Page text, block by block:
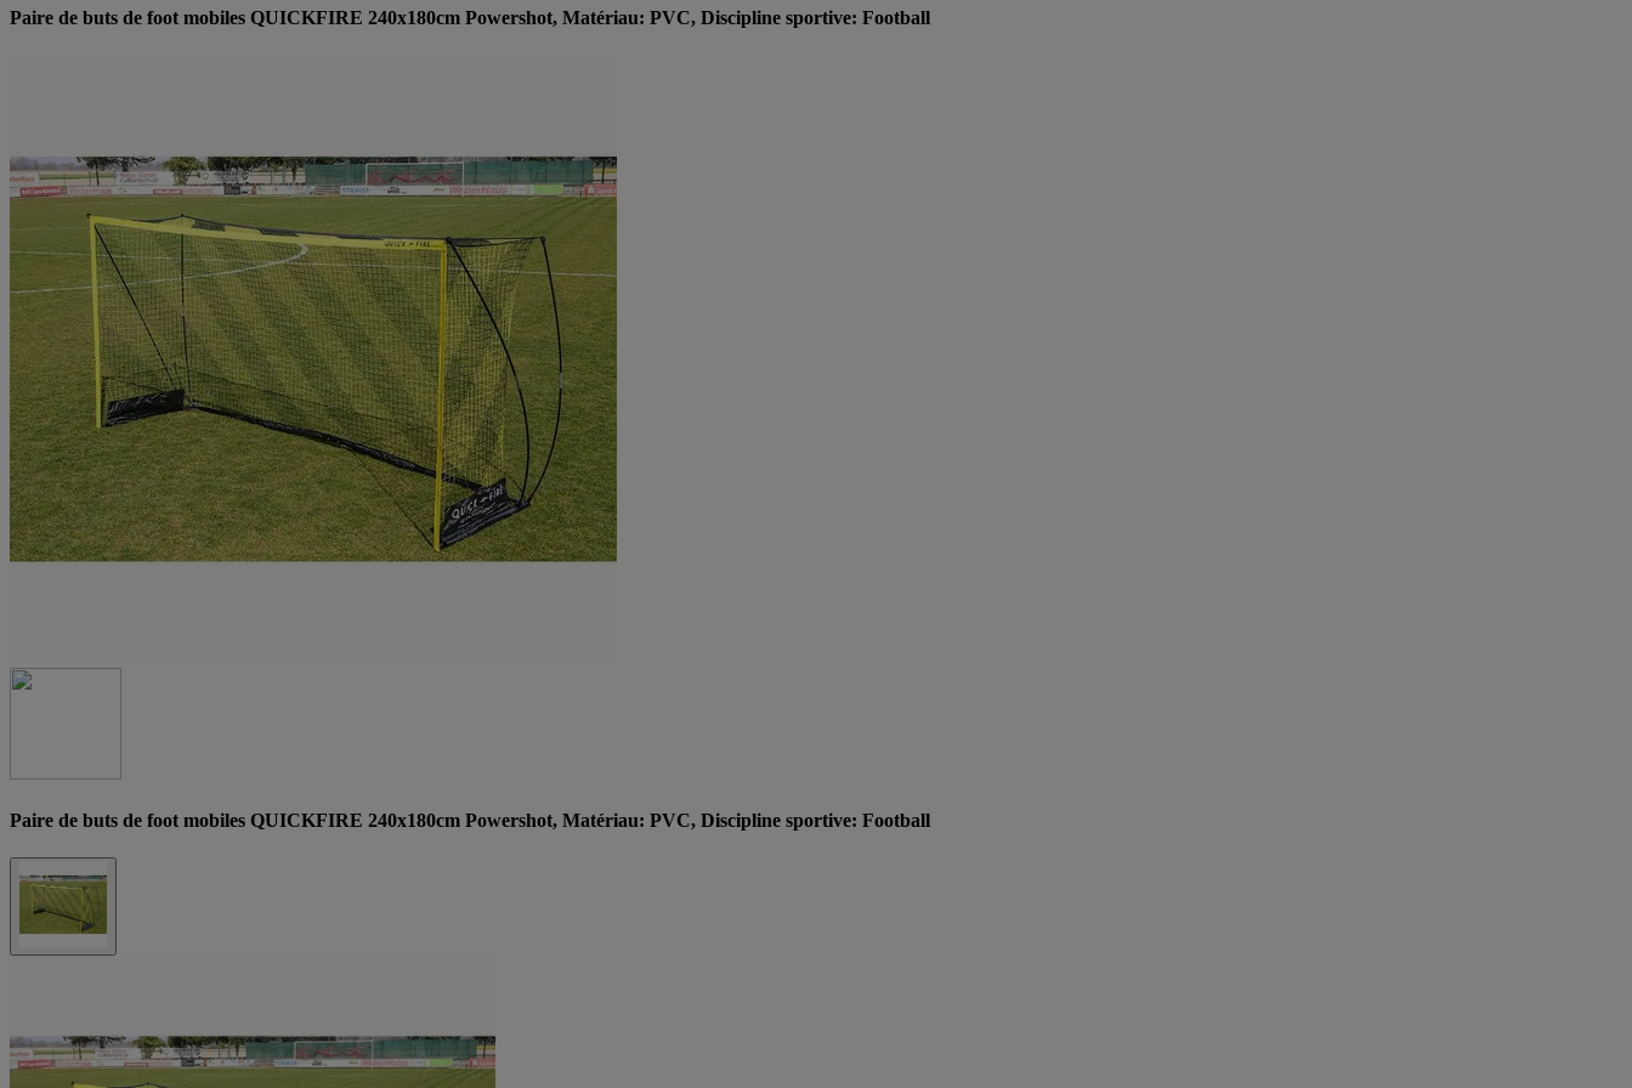
Paire de buts de foot mobiles QUICKFIRE 240x180cm Powershot, Matériau: PVC, Discipline sportive: Football
Paire de buts de foot mobiles QUICKFIRE 240x180cm Powershot, Matériau: PVC, Discipline sportive: Football